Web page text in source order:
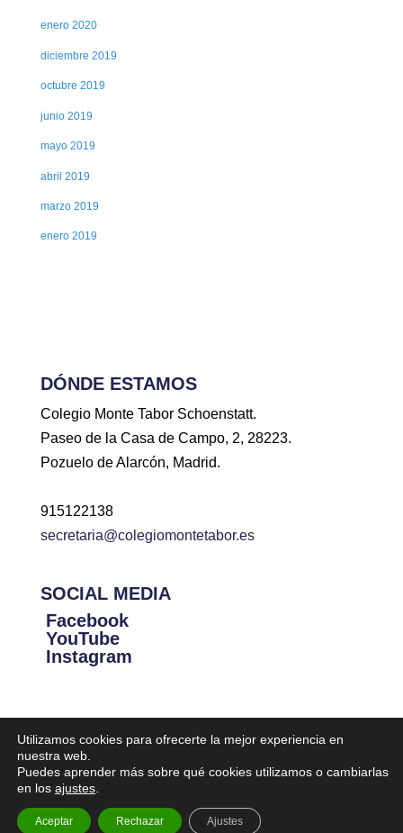
enero 2020
diciembre 2019
octubre 2019
junio 2019
mayo 2019
abril 2019
marzo 2019
enero 2019
DÓNDE ESTAMOS
Colegio Monte Tabor Schoenstatt.
Paseo de la Casa de Campo, 2, 28223.
Pozuelo de Alarcón, Madrid.
915122138
secretaria@colegiomontetabor.es
SOCIAL MEDIA
Facebook
YouTube
Instagram
Diseñado por Iniciativa Digital | Todos lo derechos reservados
privacidad
|Canal de denuncias|Política de Cookies
Utilizamos cookies para ofrecerte la mejor experiencia en
nuestra web.
Puedes aprender más sobre qué cookies utilizamos o cambiarlas
en los ajustes
Aceptar Rechazar Ajustes